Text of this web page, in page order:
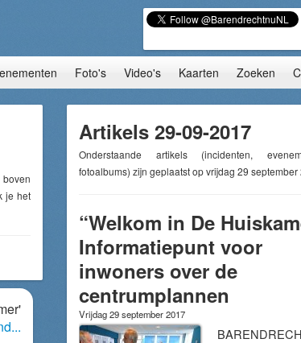
Foto's Video's Kaarten Zoeken
je het
Artikels 29-09-2017
Onderstaande artikels (incidenten,
fotoalbums) zijn geplaatst op vrijdag 29 september
“Welkom in De
Informatiepunt voor
inwoners over de
centrumplannen
Vrijdag 29 september 2017